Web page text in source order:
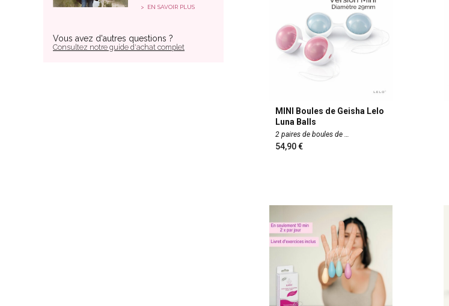
MINI Boules de Geisha Lelo
Luna Balls
2 paires de boules de
54,90
EN SAVOIR PLUS
Vous avez d'autres questions ?
Consultez notre guide d'achat complet